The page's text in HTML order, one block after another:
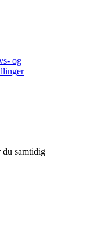
og
du samtidig